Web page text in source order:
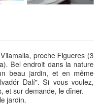
proche Figueres (3
Bel endroit dans la nature
beau jardin, et en même
Dalí". Si vous voulez,
et sur demande, le dîner.
jardin.